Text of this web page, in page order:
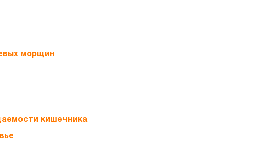
морщин
кишечника